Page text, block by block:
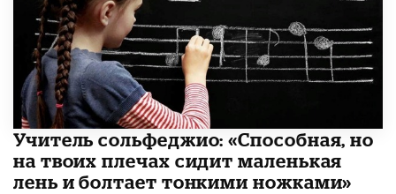
Учитель сольфеджио: «Способная, но
на твоих плечах сидит маленькая
лень и болтает тонкими ножками»